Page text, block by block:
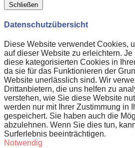
Schließen
Datenschutzübersicht
Diese Website verwendet Cookies,
auf dieser Website zu erleichtern.
diese kategorisierten Cookies in
da sie für das Funktionieren der
Website unerlässlich sind. Wir
Drittanbietern, die uns helfen zu
verstehen, wie Sie diese Website
werden nur mit Ihrer Zustimmung in
gespeichert. Sie haben auch die
abzulehnen. Wenn Sie dies tun,
Surferlebnis beeinträchtigen.
Notwendig